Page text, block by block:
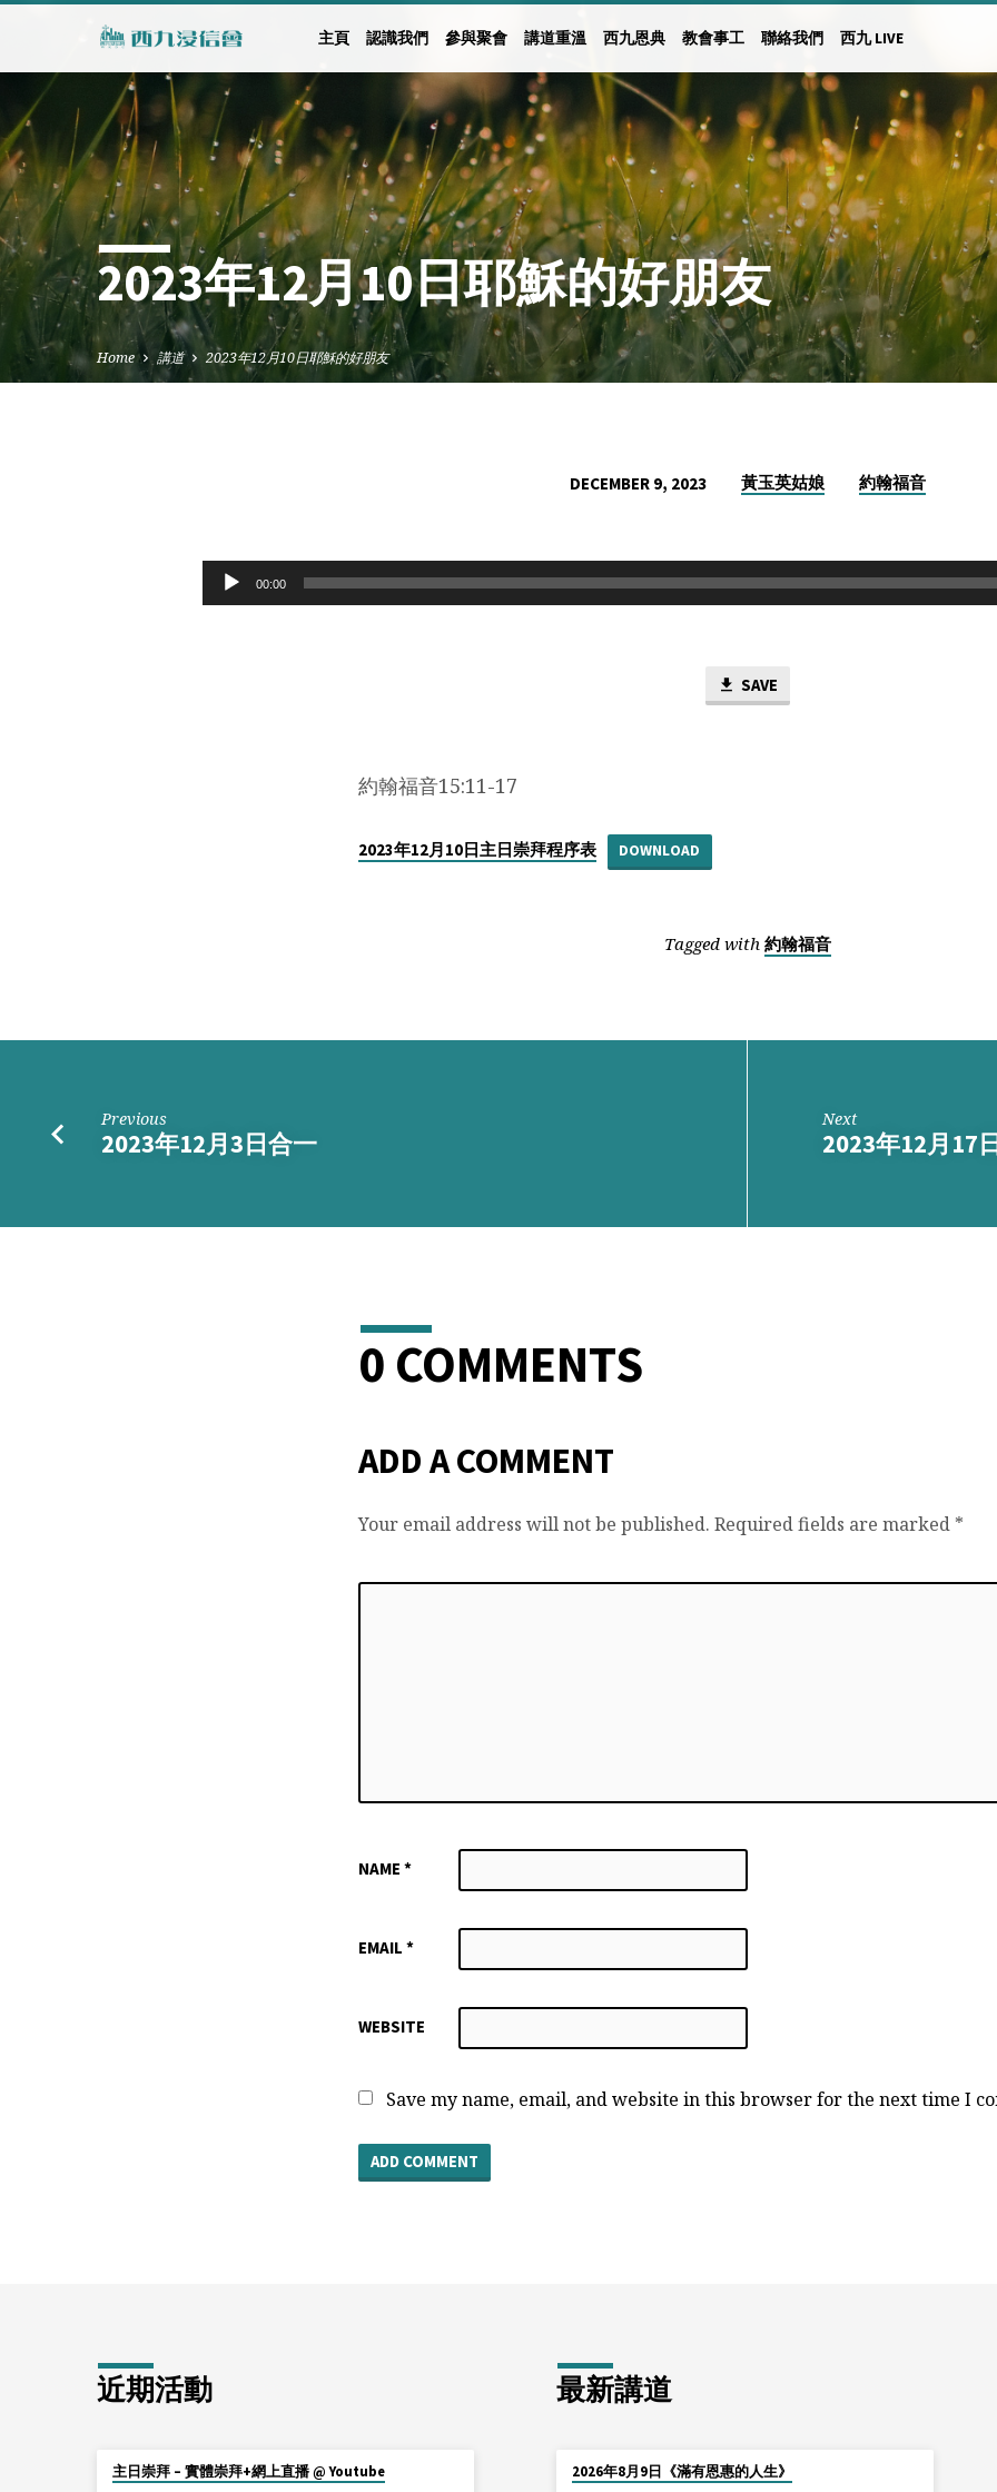
主頁 認識我們 參與聚會 講道重溫 西九恩典 教會事工 聯絡我們 西九 LIVE
2023年12月10日耶穌的好朋友
Home 講道 2023年12月10日耶穌的好朋友
朋
友
DECEMBER 9, 2023 黃玉英姑娘 約翰福音
Audio
Player
00:00
SAVE
約翰福音15:11-17
2023年12月10日主日崇拜程序表 DOWNLOAD
Tagged with 約翰福音
Previous
2023年12月3日合一
Next
2023年12月17
0 COMMENTS
ADD A COMMENT
Your email address will not be published. Required fields are marked *
NAME *
EMAIL *
WEBSITE
Save my name, email, and website in this browser for the next time I
近期活動
主日崇拜 – 實體崇拜+網上直播 @ Youtube
最新講道
2026年8月9日《滿有恩惠的人生》